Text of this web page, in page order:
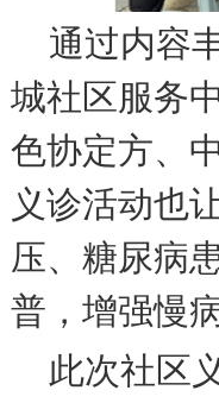
通过内容
城社区服务
色协定方、
义诊活动也
压、糖尿病
普，增强慢
此次社区